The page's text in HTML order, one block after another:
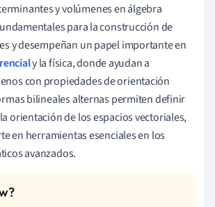
y volúmenes en álgebra
para la construcción de
y desempeñan un papel importante en
y la física, donde ayudan a
con propiedades de orientación
bilineales alternas permiten definir
orientación de los espacios vectoriales,
en herramientas esenciales en los
avanzados.